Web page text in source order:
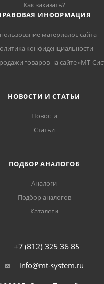
Как заказать?
ИНФОРМАЦИЯ
материалов сайта
конфиденциальности
товаров на сайте «МТ-
НОВОСТИ И СТАТЬИ
Новости
Статьи
ПОДБОР АНАЛОГОВ
Аналоги
Подбор аналогов
Каталоги
+7 (812) 325 36 85
info@mt-system.ru